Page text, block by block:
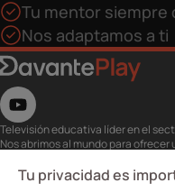
Tu mentor siempre
Nos adaptamos a ti
Televisión educativa líder en el
Nos abrimos al mundo para
eventos, masterclass y recursos
Utiliza esta plataforma para tu
Tu privacidad es